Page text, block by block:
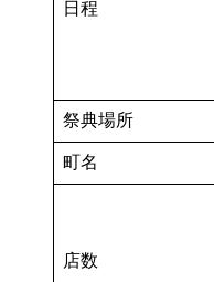
日程
祭典場所
町名
店数